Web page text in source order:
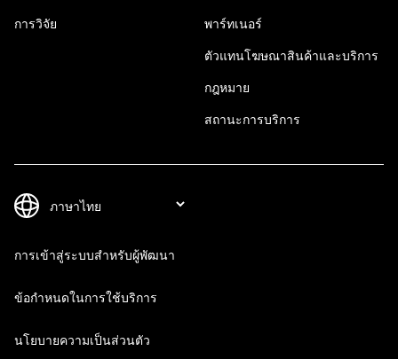
การวิจัย พาร์ทเนอร์
ตัวแทนโฆษณาสินค้าและบริการ
กฎหมาย
สถานะการบริการ
การเข้าสู่ระบบสำหรับผู้พัฒนา
ข้อกำหนดในการใช้บริการ
นโยบายความเป็นส่วนตัว